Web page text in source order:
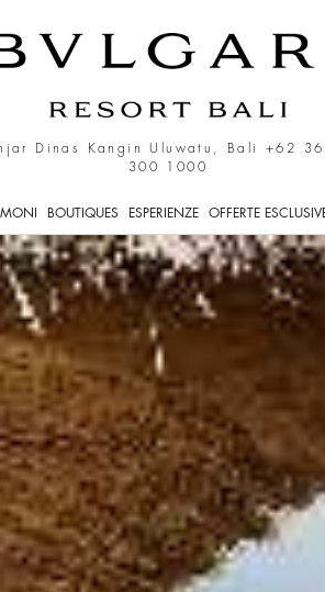
View
Dinas Kangin Uluwatu, Bali +62
300 1000
BOUTIQUES ESPERIENZE OFFERTE